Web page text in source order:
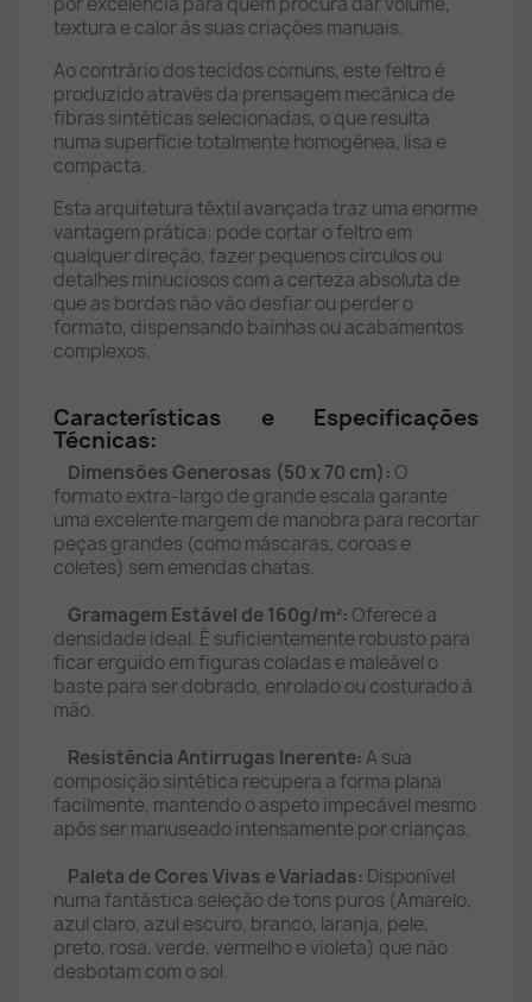
textura e calor às suas criações manuais.
Ao contrário dos tecidos comuns, este feltro é
produzido através da prensagem mecânica de
fibras sintéticas selecionadas, o que resulta
numa superfície totalmente homogénea, lisa e
compacta.
Esta arquitetura têxtil avançada traz uma enorme
vantagem prática: pode cortar o feltro em
qualquer direção, fazer pequenos círculos ou
detalhes minuciosos com a certeza absoluta de
que as bordas não vão desfiar ou perder o
formato, dispensando bainhas ou acabamentos
complexos.
Características e Especificações
Técnicas:
Dimensões Generosas (50 x 70 cm): O
formato extra-largo de grande escala garante
uma excelente margem de manobra para recortar
peças grandes (como máscaras, coroas e
coletes) sem emendas chatas.
Gramagem Estável de 160g/m²: Oferece a
densidade ideal. É suficientemente robusto para
ficar erguido em figuras coladas e maleável o
baste para ser dobrado, enrolado ou costurado à
mão.
Resistência Antirrugas Inerente:A sua
composição sintética recupera a forma plana
facilmente, mantendo o aspeto impecável mesmo
após ser manuseado intensamente por crianças.
Paleta de Cores Vivas e Variadas: Disponível
numa fantástica seleção de tons puros (Amarelo,
azul claro, azul escuro, branco, laranja, pele,
preto, rosa, verde, vermelho e violeta) que não
desbotam com o sol.